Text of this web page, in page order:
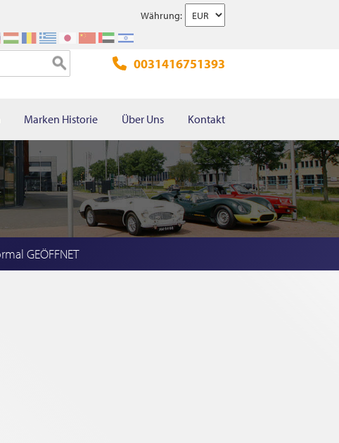
Währung:
0031416751393
Marken Historie Über Uns Kontakt
GEÖFFNET